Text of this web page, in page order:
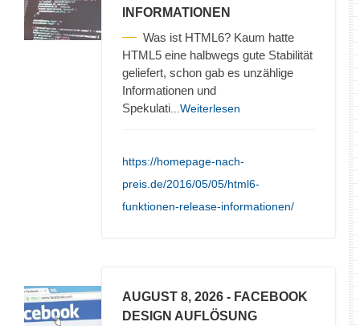
INFORMATIONEN
Was ist HTML6? Kaum hatte
HTML5 eine halbwegs gute Stabilität
geliefert, schon gab es unzählige
Informationen und
Spekulati ...Weiterlesen
https://homepage-nach-
preis.de/2016/05/05/html6-
funktionen-release-informationen/
AUGUST 8, 2026 - FACEBOOK
DESIGN AUFLÖSUNG